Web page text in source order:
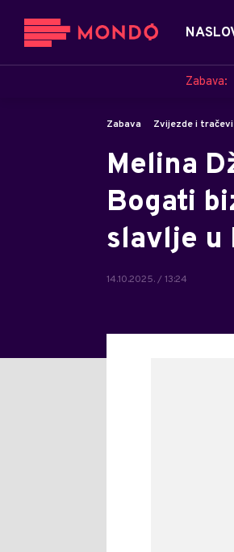
Zabava:
Zabava Zvijezde i tračevi
Melina
Bogati
slavlje u
14.10.2025. / 13:24